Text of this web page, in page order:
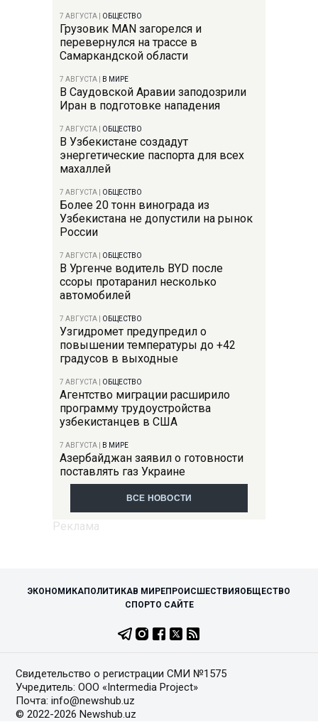
7 АВГУСТА ОБЩЕСТВО
Грузовик MAN загорелся и
перевернулся на трассе в
Самаркандской области
7 АВГУСТА В МИРЕ
В Саудовской Аравии заподозрили
Иран в подготовке нападения
7 АВГУСТА ОБЩЕСТВО
В Узбекистане создадут
энергетические паспорта для всех
махаллей
7 АВГУСТА ОБЩЕСТВО
Более 20 тонн винограда из
Узбекистана не допустили на рынок
России
7 АВГУСТА ОБЩЕСТВО
В Ургенче водитель BYD после
ссоры протаранил несколько
автомобилей
7 АВГУСТА ОБЩЕСТВО
Узгидромет предупредил о
повышении температуры до +42
градусов в выходные
7 АВГУСТА ОБЩЕСТВО
Агентство миграции расширило
программу трудоустройства
узбекистанцев в США
7 АВГУСТА В МИРЕ
Азербайджан заявил о готовности
поставлять газ Украине
ВСЕ НОВОСТИ
ЭКОНОМИКАПОЛИТИКАВ МИРЕПРОИСШЕСТВИЯОБЩЕСТВО
СПОРТО САЙТЕ
Свидетельство о регистрации СМИ №1575
Учредитель: ООО «Intermedia Project»
Почта: info@newshub.uz
© 2022-2026 Newshub.uz